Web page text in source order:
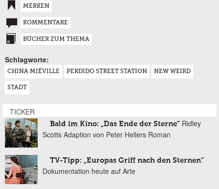
MERKEN
KOMMENTARE
BÜCHER ZUM THEMA
Schlagworte:
CHINA MIÉVILLE PERDIDO STREET STATION NEW WEIRD
STADT
TICKER
Bald im Kino: „Das Ende der Sterne“ Ridley
Scotts Adaption von Peter Hellers Roman
TV-Tipp: „Europas Griff nach den Sternen“
Dokumentation heute auf Arte